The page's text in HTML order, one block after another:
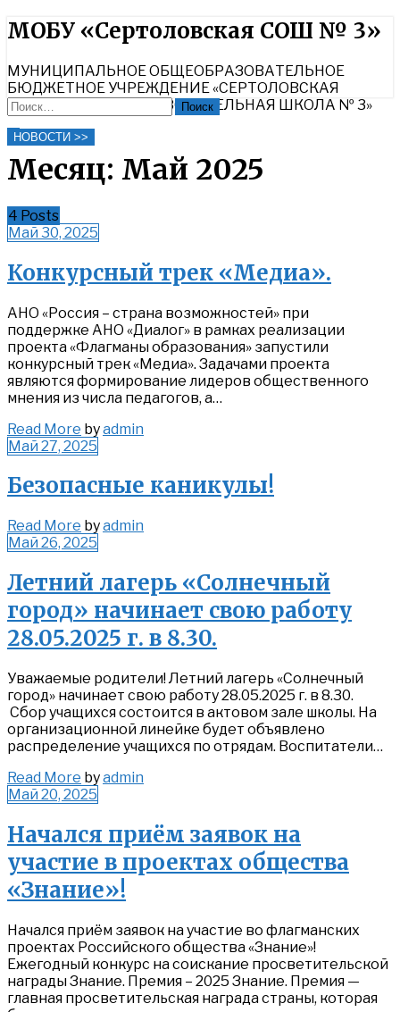
Найти:
МОБУ «Сертоловская СОШ № 3»
МУНИЦИПАЛЬНОЕ ОБЩЕОБРАЗОВАТЕЛЬНОЕ
БЮДЖЕТНОЕ УЧРЕЖДЕНИЕ «СЕРТОЛОВСКАЯ
СРЕДНЯЯ ОБЩЕОБРАЗОВАТЕЛЬНАЯ ШКОЛА № 3»
НОВОСТИ >>
Найти:
Close
Search
Месяц: Май 2025
4 Posts
Май 30, 2025
Конкурсный трек «Медиа».
АНО «Россия – страна возможностей» при
поддержке АНО «Диалог» в рамках реализации
проекта «Флагманы образования» запустили
конкурсный трек «Медиа». Задачами проекта
являются формирование лидеров общественного
мнения из числа педагогов, а…
Read More Read
More
byadmin
Май 27, 2025
Безопасные каникулы!
Read More Read
More
byadmin
Май 26, 2025
Летний лагерь «Солнечный
город» начинает свою работу
28.05.2025 г. в 8.30.
Уважаемые родители! Летний лагерь «Солнечный
город» начинает свою работу 28.05.2025 г. в 8.30.
Сбор учащихся состоится в актовом зале школы. На
организационной линейке будет объявлено
распределение учащихся по отрядам. Воспитатели…
Read More Read
More
byadmin
Май 20, 2025
Начался приём заявок на
участие в проектах общества
«Знание»!
Начался приём заявок на участие во флагманских
проектах Российского общества «Знание»!
Ежегодный конкурс на соискание просветительской
награды Знание. Премия – 2025 Знание. Премия —
главная просветительская награда страны, которая